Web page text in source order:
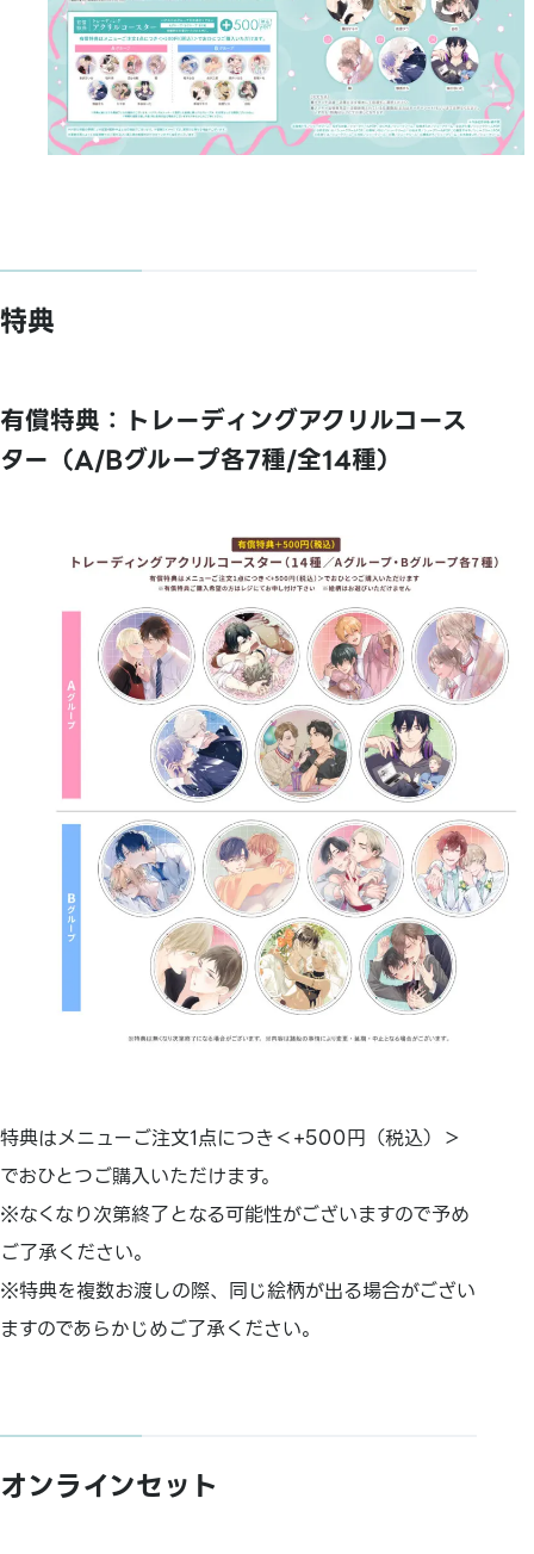
特典
有償特典：トレーディングアクリルコース
ター（A/Bグループ各7種/全14種）
特典はメニューご注文1点につき＜+500円（税込）＞
でおひとつご購入いただけます。
※なくなり次第終了となる可能性がございますので予め
ご了承ください。
※特典を複数お渡しの際、同じ絵柄が出る場合がござい
ますのであらかじめご了承ください。
オンラインセット